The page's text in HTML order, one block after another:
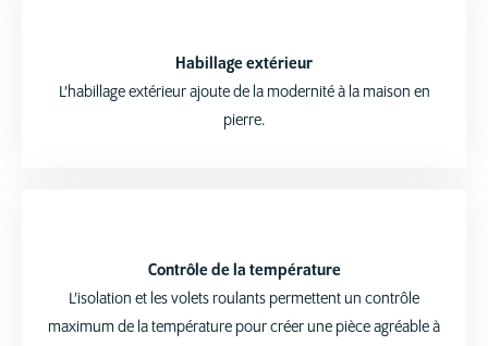
Habillage extérieur
L’habillage extérieur ajoute de la modernité à la maison en
pierre.
Contrôle de la température
L’isolation et les volets roulants permettent un contrôle
maximum de la température pour créer une pièce agréable à